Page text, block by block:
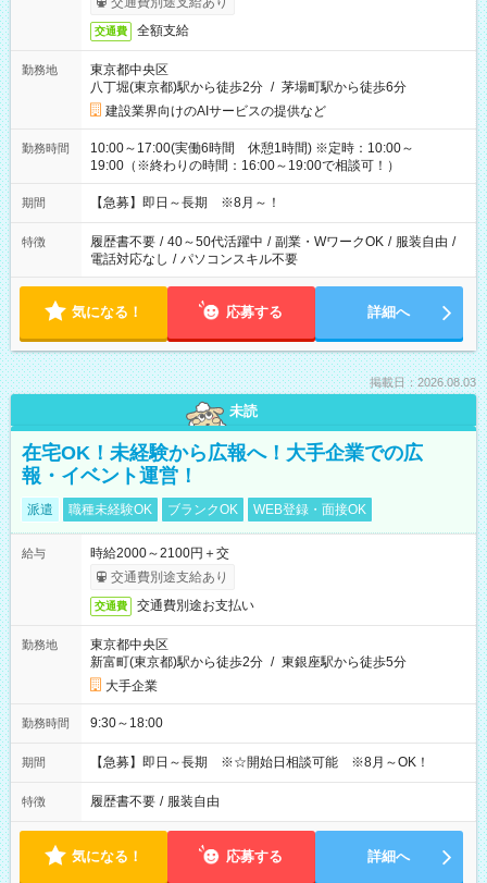
交通費 全額支給
勤務地
東京都中央区
八丁堀(東京都)駅から徒歩2分 / 茅場町駅から徒歩6分
建設業界向けのAIサービスの提供など
勤務時間
10:00～17:00(実働6時間 休憩1時間) ※定時：10:00～
19:00（※終わりの時間：16:00～19:00で相談可！）
期間 【急募】即日～長期 ※8月～！
特徴 履歴書不要 / 40～50代活躍中 / 副業・WワークOK / 服装自由 /
電話対応なし / パソコンスキル不要
気になる！ 応募する 詳細へ
掲載日：2026.08.03
未読
在宅OK！未経験から広報へ！大手企業での広
報・イベント運営！
派遣 職種未経験OK ブランクOK WEB登録・面接OK
給与
時給2000～2100円＋交
交通費別途支給あり
交通費 交通費別途お支払い
勤務地
東京都中央区
新富町(東京都)駅から徒歩2分 / 東銀座駅から徒歩5分
大手企業
勤務時間 9:30～18:00
期間 【急募】即日～長期 ※☆開始日相談可能 ※8月～OK！
特徴 履歴書不要 / 服装自由
気になる！ 応募する 詳細へ